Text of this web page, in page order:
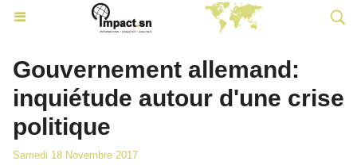
Gouvernement allemand:
inquiétude autour d'une crise
politique
Samedi 18 Novembre 2017